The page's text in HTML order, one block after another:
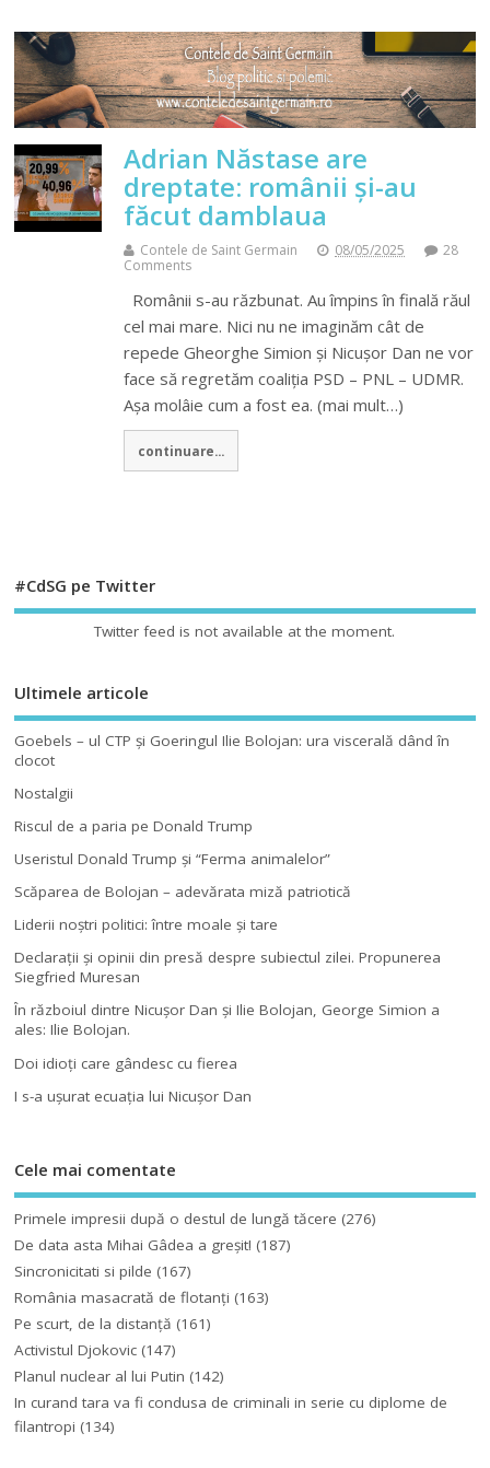
Adrian Năstase are
dreptate: românii şi-au
făcut damblaua
Contele de Saint Germain 08/05/2025
28
Comments
Românii s-au răzbunat. Au împins în finală răul
cel mai mare. Nici nu ne imaginăm cât de
repede Gheorghe Simion şi Nicuşor Dan ne vor
face să regretăm coaliţia PSD – PNL – UDMR.
Aşa molâie cum a fost ea. (mai mult…)
continuare...
#CdSG pe Twitter
Twitter feed is not available at the moment.
Ultimele articole
Goebels – ul CTP şi Goeringul Ilie Bolojan: ura viscerală dând în
clocot
Nostalgii
Riscul de a paria pe Donald Trump
Useristul Donald Trump şi “Ferma animalelor”
Scăparea de Bolojan – adevărata miză patriotică
Liderii noştri politici: între moale şi tare
Declaraţii şi opinii din presă despre subiectul zilei. Propunerea
Siegfried Muresan
În războiul dintre Nicuşor Dan şi Ilie Bolojan, George Simion a
ales: Ilie Bolojan.
Doi idioţi care gândesc cu fierea
I s-a uşurat ecuaţia lui Nicuşor Dan
Cele mai comentate
Primele impresii după o destul de lungă tăcere (276)
De data asta Mihai Gâdea a greşit! (187)
Sincronicitati si pilde (167)
România masacrată de flotanţi (163)
Pe scurt, de la distanță (161)
Activistul Djokovic (147)
Planul nuclear al lui Putin (142)
In curand tara va fi condusa de criminali in serie cu diplome de
filantropi (134)